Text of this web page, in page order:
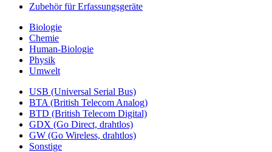
Zubehör für Erfassungsgeräte
Biologie
Chemie
Human-Biologie
Physik
Umwelt
USB (Universal Serial Bus)
BTA (British Telecom Analog)
BTD (British Telecom Digital)
GDX (Go Direct, drahtlos)
GW (Go Wireless, drahtlos)
Sonstige